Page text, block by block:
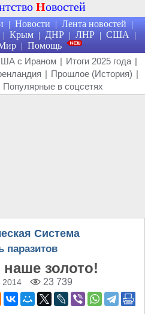
Новостей
| Новости | Лента новостей |
| Крым | ДНР | ЛНР | США |
| Помощь
с Ираном | Итоги 2025 года |
| Прошлое (История) |
Популярные в соцсетях
Система
паразитов
золото!
2014 23 739